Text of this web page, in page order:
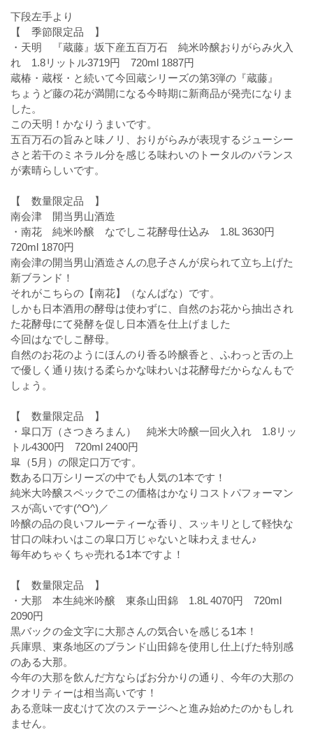
下段左手より
【 季節限定品 】
・天明 『蔵藤』坂下産五百万石 純米吟醸おりがらみ火入
れ 1.8リットル3719円 720ml 1887円
蔵椿・蔵桜・と続いて今回蔵シリーズの第3弾の『蔵藤』
ちょうど藤の花が満開になる今時期に新商品が発売になりま
した。
この天明！かなりうまいです。
五百万石の旨みと味ノリ、おりがらみが表現するジューシー
さと若干のミネラル分を感じる味わいのトータルのバランス
が素晴らしいです。
【 数量限定品 】
南会津 開当男山酒造
・南花 純米吟醸 なでしこ花酵母仕込み 1.8L 3630円
720ml 1870円
南会津の開当男山酒造さんの息子さんが戻られて立ち上げた
新ブランド！
それがこちらの【南花】（なんばな）です。
しかも日本酒用の酵母は使わずに、自然のお花から抽出され
た花酵母にて発酵を促し日本酒を仕上げました
今回はなでしこ酵母。
自然のお花のようにほんのり香る吟醸香と、ふわっと舌の上
で優しく通り抜ける柔らかな味わいは花酵母だからなんもで
しょう。
【 数量限定品 】
・皐口万（さつきろまん） 純米大吟醸一回火入れ 1.8リッ
トル4300円 720ml 2400円
皐（5月）の限定口万です。
数ある口万シリーズの中でも人気の1本です！
純米大吟醸スペックでこの価格はかなりコストパフォーマン
スが高いです(^O^)／
吟醸の品の良いフルーティーな香り、スッキリとして軽快な
甘口の味わいはこの皐口万じゃないと味わえません♪
毎年めちゃくちゃ売れる1本ですよ！
【 数量限定品 】
・大那 本生純米吟醸 東条山田錦 1.8L 4070円 720ml
2090円
黒バックの金文字に大那さんの気合いを感じる1本！
兵庫県、東条地区のブランド山田錦を使用し仕上げた特別感
のある大那。
今年の大那を飲んだ方ならばお分かりの通り、今年の大那の
クオリティーは相当高いです！
ある意味一皮むけて次のステージへと進み始めたのかもしれ
ません。